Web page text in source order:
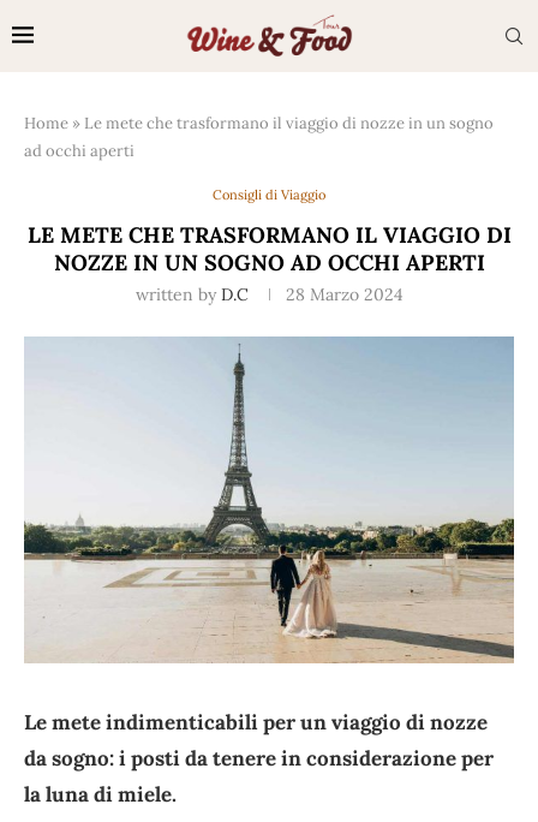
Home » Le mete che trasformano il viaggio di nozze in un sogno
ad occhi aperti
Consigli di Viaggio
LE METE CHE TRASFORMANO IL VIAGGIO DI
NOZZE IN UN SOGNO AD OCCHI APERTI
written by D.C 28 Marzo 2024
Le mete indimenticabili per un viaggio di nozze
da sogno: i posti da tenere in considerazione per
la luna di miele.